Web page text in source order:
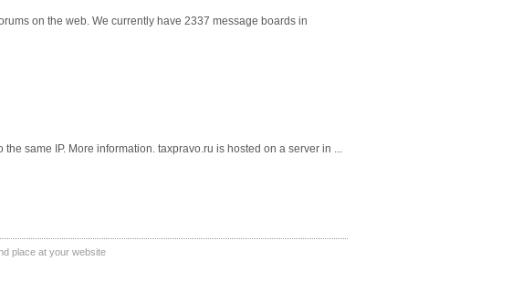
on the web. We currently have 2337 message boards in
same IP. More information. taxpravo.ru is hosted on a server in ...
place at your website